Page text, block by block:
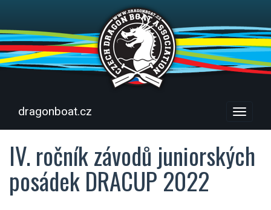
Menu
dragonboat.cz
IV. ročník závodů juniorských
posádek DRACUP 2022